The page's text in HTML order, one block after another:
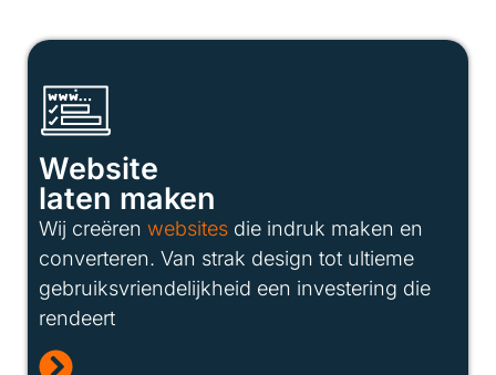
Website
laten maken
Wij creëren websites die indruk maken en
converteren. Van strak design tot ultieme
gebruiksvriendelijkheid een investering die
rendeert